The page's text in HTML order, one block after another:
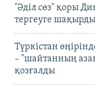
"Әділ сөз" қоры
тергеуге шақырды
Түркістан
– "шайтанның
қозғалды